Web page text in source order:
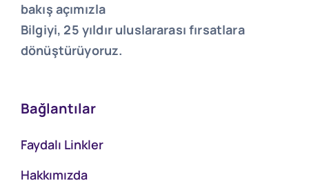
bakış açımızla
Bilgiyi, 25 yıldır uluslararası fırsatlara
dönüştürüyoruz.
Bağlantılar
Faydalı Linkler
Hakkımızda